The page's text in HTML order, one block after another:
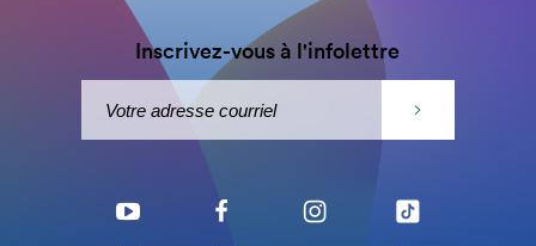
Inscrivez-vous à l'infolettre